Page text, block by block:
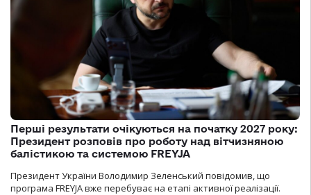
Перші результати очікуються на початку 2027 року:
Президент розповів про роботу над вітчизняною
балістикою та системою FREYJA
Президент України Володимир Зеленський повідомив, що
програма FREYJA вже перебуває на етапі активної реалізації.